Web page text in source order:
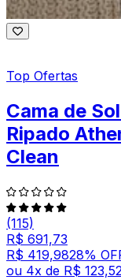
Top Ofertas
Cama de
Ripado
Clean
(115)
R$ 691,73
R$ 419,9828%
ou 4x de R$